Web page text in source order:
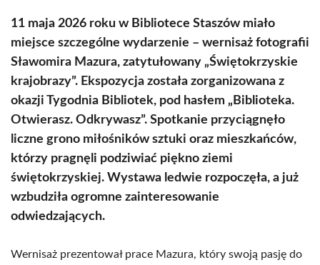
11 maja 2026 roku w Bibliotece Staszów miało
miejsce szczególne wydarzenie – wernisaż fotografii
Sławomira Mazura, zatytułowany „Świętokrzyskie
krajobrazy”. Ekspozycja została zorganizowana z
okazji Tygodnia Bibliotek, pod hasłem „Biblioteka.
Otwierasz. Odkrywasz”. Spotkanie przyciągnęło
liczne grono miłośników sztuki oraz mieszkańców,
którzy pragnęli podziwiać piękno ziemi
świętokrzyskiej. Wystawa ledwie rozpoczęła, a już
wzbudziła ogromne zainteresowanie
odwiedzających.
Wernisaż prezentował prace Mazura, który swoją pasję do